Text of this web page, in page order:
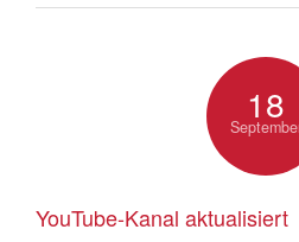
18
YouTube-Kanal aktualisiert